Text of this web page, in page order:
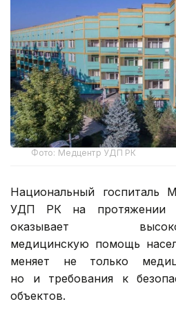
Фото: Медцентр УДП РК
Национальный госпиталь
УДП РК на протяжении
оказывает
медицинскую помощь
меняет не только
но и требования к
объектов.